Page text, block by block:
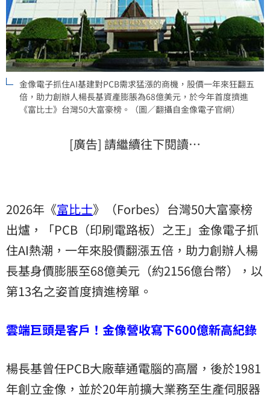
金像電子抓住AI基建對PCB需求猛漲的商機，股價一年來狂翻五
倍，助力創辦人楊長基資產膨脹為68億美元，於今年首度擠進
《富比士》台灣50大富豪榜。（圖／翻攝自金像電子官網）
[廣告] 請繼續往下閱讀…
2026年《富比士》（Forbes）台灣50大富豪榜
出爐，「PCB（印刷電路板）之王」金像電子抓
住AI熱潮，一年來股價翻漲五倍，助力創辦人楊
長基身價膨脹至68億美元（約2156億台幣），以
第13名之姿首度擠進榜單。
雲端巨頭是客戶！金像營收寫下600億新高紀錄
楊長基曾任PCB大廠華通電腦的高層，後於1981
年創立金像，並於20年前擴大業務至生產伺服器